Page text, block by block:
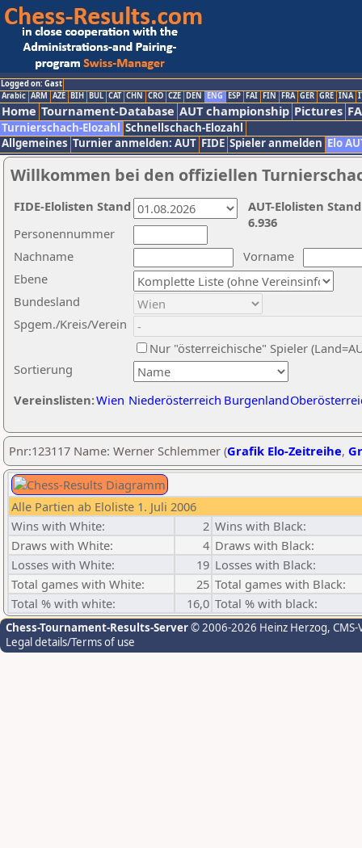
Logged on: Gast
Arabic ARM AZE BIH BUL CAT CHN CRO CZE DEN ENG ESP FAI FIN FRA GER GRE INA
Home Tournament-Database AUT championship Pictures
Turnierschach-Elozahl Schnellschach-Elozahl
Allgemeines Turnier anmelden: AUT FIDE Spieler anmelden Elo
Willkommen bei den offiziellen
Nachname
Vorname
Ebene
Sortierung
Personennummer
Bundesland
Spgem./Kreis/Verein
Nur "österreichische" Spieler
Vereinslisten:Wien Niederösterreich Burgenland
AUT-Elolisten
6.936
FIDE-Elolisten Stand
Pnr:123117 Name: Werner Schlemmer (Grafik Elo-Zeitreihe,
Alle Partien ab Eloliste 1. Juli 2006
Wins with White:
2 Wins with Black:
Draws with White:
4 Draws with Black:
Losses with White:
19 Losses with Black:
Total games with White:
25 Total games with Black:
Total % with white:
16,0 Total % with black:
Chess-Tournament-Results-Server© 2006-2026 Heinz Herzog,
Legal details/Terms of use